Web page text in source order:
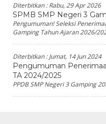
Diterbitkan :Rabu, 29 Apr 2026
SPMB SMP Negeri 3
Pengumuman! Seleksi
Gamping Tahun Ajaran 2026/
Diterbitkan :Jumat, 14 Jun 2024
Pengumuman
TA 2024/2025
PPDB SMP Negeri 3 Gamping